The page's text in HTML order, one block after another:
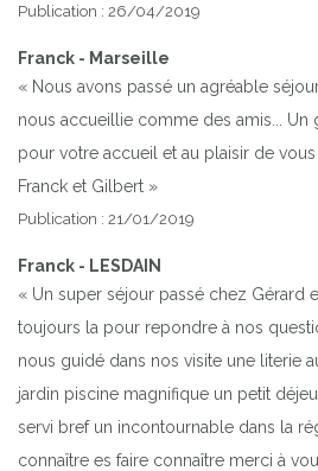
Publication : 26/04/2019
Franck - Marseille
« Nous avons passé un agréable
nous accueillie comme des amis... Un
pour votre accueil et au plaisir de
Franck et Gilbert »
Publication : 21/01/2019
Franck - LESDAIN
« Un super séjour passé chez Gérard
toujours la pour repondre à nos
nous guidé dans nos visite une literie
jardin piscine magnifique un petit
servi bref un incontournable dans la
connaître es faire connaître merci à